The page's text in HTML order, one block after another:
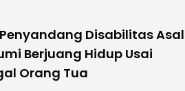
Disabilitas Asal
Berjuang Hidup Usai
Orang Tua